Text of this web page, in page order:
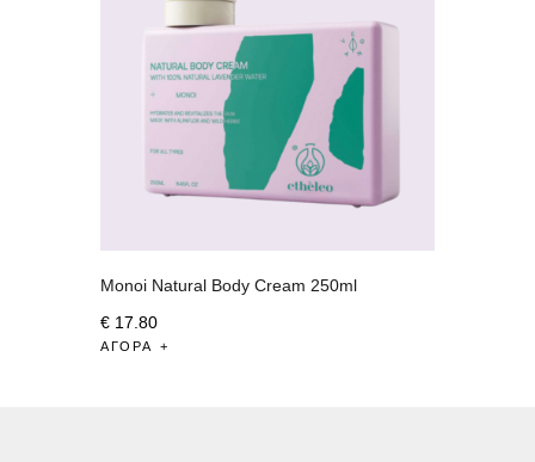
Monoi Natural Body Cream 250ml
€ 17 80
ΑΓΟΡΆ